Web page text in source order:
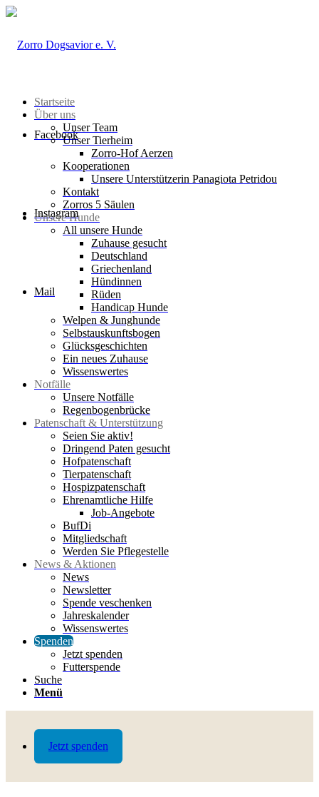
Jetzt spenden
Facebook
Instagram
Mail
Startseite
Über uns
Unser Team
Unser Tierheim
Zorro-Hof Aerzen
Kooperationen
Unsere Unterstützerin Panagiota Petridou
Kontakt
Zorros 5 Säulen
Unsere Hunde
All unsere Hunde
Zuhause gesucht
Deutschland
Griechenland
Hündinnen
Rüden
Handicap Hunde
Welpen & Junghunde
Selbstauskunftsbogen
Glücksgeschichten
Ein neues Zuhause
Wissenswertes
Notfälle
Unsere Notfälle
Regenbogenbrücke
Patenschaft & Unterstützung
Seien Sie aktiv!
Dringend Paten gesucht
Hofpatenschaft
Tierpatenschaft
Hospizpatenschaft
Ehrenamtliche Hilfe
Job-Angebote
BufDi
Mitgliedschaft
Werden Sie Pflegestelle
News & Aktionen
News
Newsletter
Spende veschenken
Jahreskalender
Wissenswertes
Spenden
Jetzt spenden
Futterspende
Suche
Menü